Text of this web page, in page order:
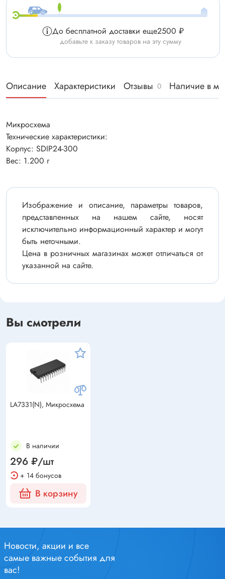
До бесплатной доставки еще2500 ₽
добавьте к заказу товаров на эту сумму
Описание Характеристики Отзывы 0 Наличие в
Микросхема
Технические характеристики:
Корпус: SDIP24-300
Вес: 1.200 г
Изображение и описание, параметры товаров,
представленных на нашем сайте, носят
исключительно информационный характер и могут
быть неточными.
Цена в розничных магазинах может отличаться от
указанной на сайте.
Вы смотрели
LA7331(N), Микросхема
В наличии
296 ₽/шт
+ 14 бонусов
В корзину
Новости, акции и все
самые важные события для
вас!